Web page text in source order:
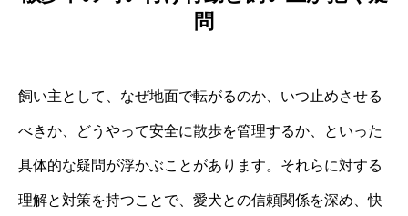
問
飼い主として、なぜ地面で転がるのか、いつ止めさせる
べきか、どうやって安全に散歩を管理するか、といった
具体的な疑問が浮かぶことがあります。それらに対する
理解と対策を持つことで、愛犬との信頼関係を深め、快